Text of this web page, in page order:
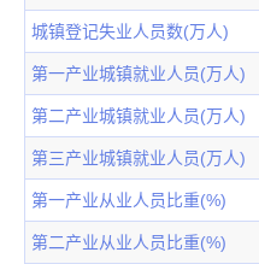
城镇登记失业人员数(万人)
第一产业城镇就业人员(万人)
第二产业城镇就业人员(万人)
第三产业城镇就业人员(万人)
第一产业从业人员比重(%)
第二产业从业人员比重(%)